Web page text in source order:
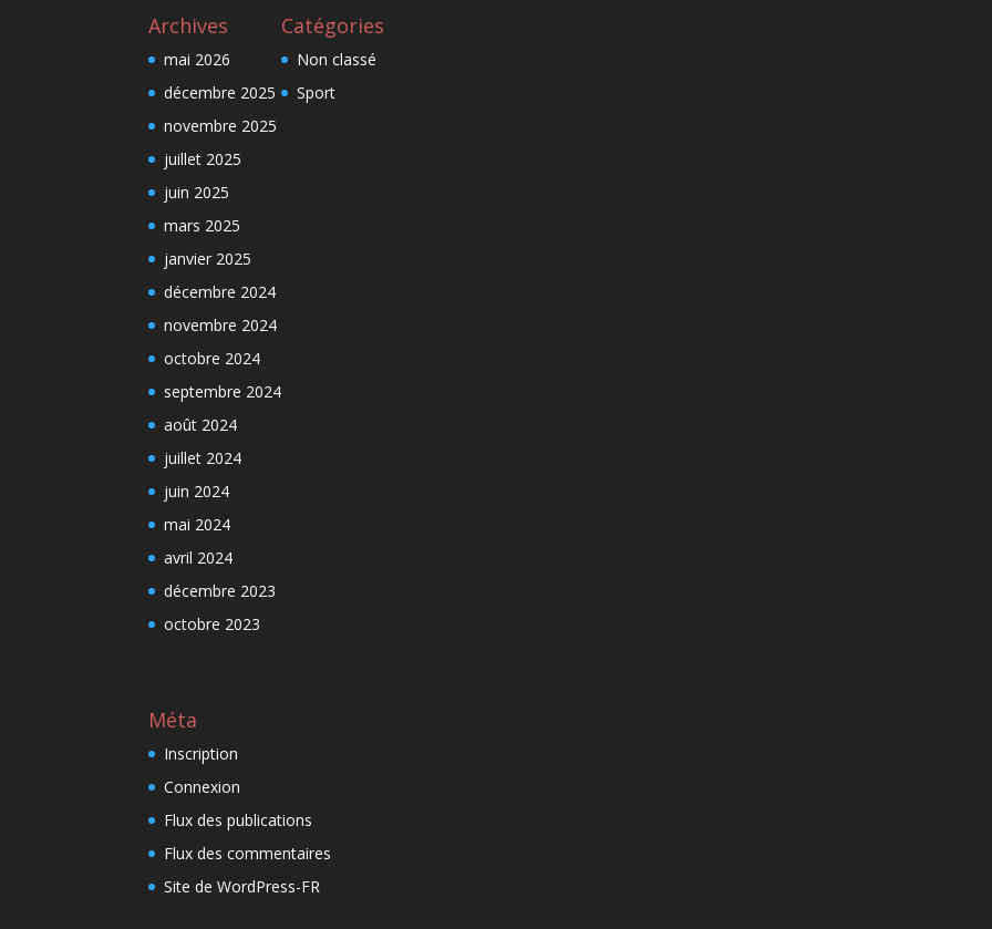
Archives
mai 2026
décembre 2025
novembre 2025
juillet 2025
juin 2025
mars 2025
janvier 2025
décembre 2024
novembre 2024
octobre 2024
septembre 2024
août 2024
juillet 2024
juin 2024
mai 2024
avril 2024
décembre 2023
octobre 2023
Catégories
Non classé
Sport
Méta
Inscription
Connexion
Flux des publications
Flux des commentaires
Site de WordPress-FR